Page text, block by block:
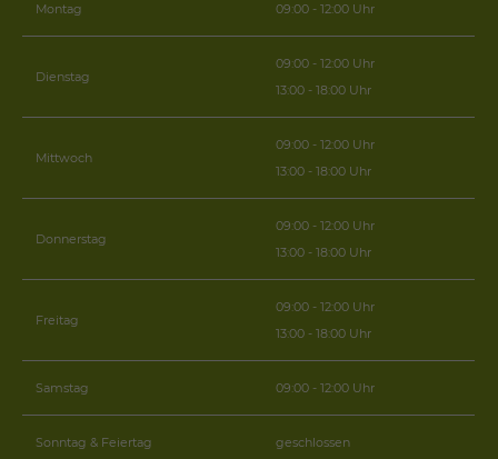
Montag 09:00 - 12:00 Uhr
Dienstag
09:00 - 12:00 Uhr
13:00 - 18:00 Uhr
Mittwoch
09:00 - 12:00 Uhr
13:00 - 18:00 Uhr
Donnerstag
09:00 - 12:00 Uhr
13:00 - 18:00 Uhr
Freitag
09:00 - 12:00 Uhr
13:00 - 18:00 Uhr
Samstag 09:00 - 12:00 Uhr
Sonntag & Feiertag geschlossen